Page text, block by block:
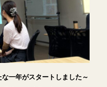
一年がスタートしました～